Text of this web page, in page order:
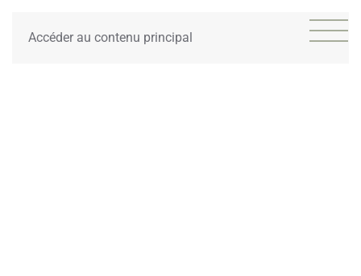
Accéder au contenu principal